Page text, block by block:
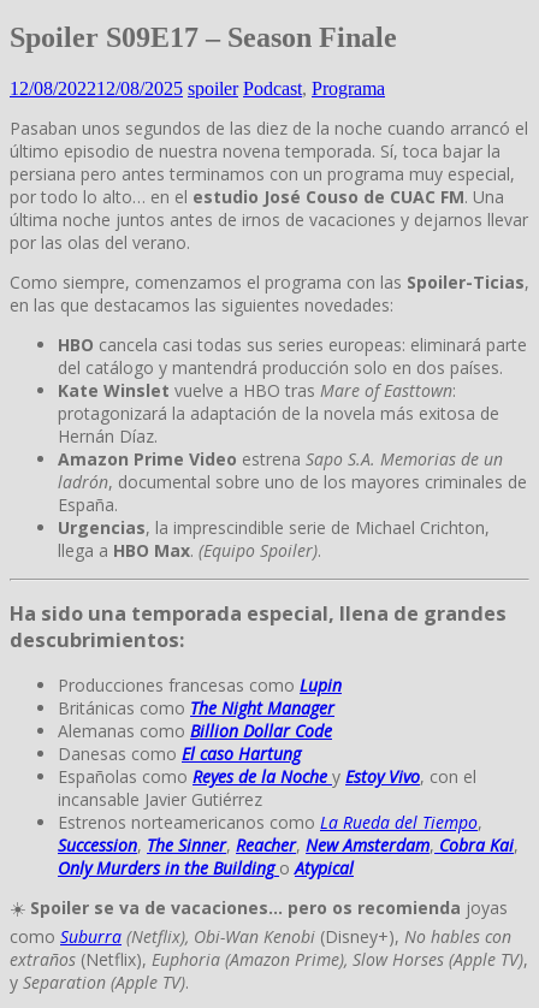
Spoiler S09E17 – Season Finale
12/08/202212/08/2025 spoiler Podcast, Programa
Pasaban unos segundos de las diez de la noche cuando arrancó el
último episodio de nuestra novena temporada. Sí, toca bajar la
persiana pero antes terminamos con un programa muy especial,
por todo lo alto… en el estudio José Couso de CUAC FM. Una
última noche juntos antes de irnos de vacaciones y dejarnos llevar
por las olas del verano.
Como siempre, comenzamos el programa con las Spoiler-Ticias,
en las que destacamos las siguientes novedades:
HBO cancela casi todas sus series europeas: eliminará parte
del catálogo y mantendrá producción solo en dos países.
Kate Winslet vuelve a HBO tras Mare of Easttown:
protagonizará la adaptación de la novela más exitosa de
Hernán Díaz.
Amazon Prime Video estrena Sapo S.A. Memorias de un
ladrón, documental sobre uno de los mayores criminales de
España.
Urgencias, la imprescindible serie de Michael Crichton,
llega a HBO Max. (Equipo Spoiler).
Ha sido una temporada especial, llena de grandes
descubrimientos:
Producciones francesas como Lupin
Británicas como The Night Manager
Alemanas como Billion Dollar Code
Danesas como El caso Hartung
Españolas como Reyes de la Noche y Estoy Vivo, con el
incansable Javier Gutiérrez
Estrenos norteamericanos como La Rueda del Tiempo,
Succession, The Sinner, Reacher, New Amsterdam, Cobra Kai,
Only Murders in the Building oAtypical
☀️ Spoiler se va de vacaciones… pero os recomienda joyas
como Suburra (Netflix), Obi-Wan Kenobi (Disney+), No hables con
extraños (Netflix), Euphoria (Amazon Prime), Slow Horses (Apple TV),
y Separation (Apple TV).